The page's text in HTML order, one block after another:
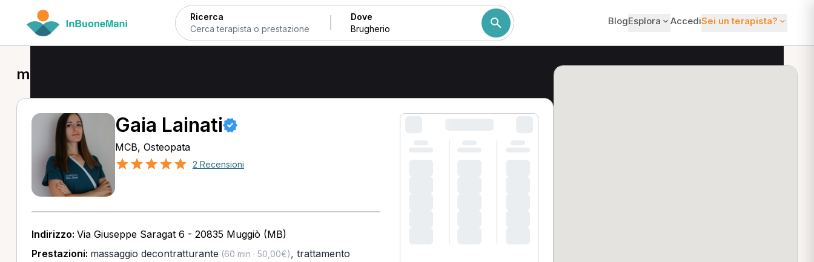
Ricerca Dove BlogEsplora AccediSei un terapista?
massaggio decontratturante a Brugherio
Gaia Lainati
MCB, Osteopata
2 Recensioni
Indirizzo: Via Giuseppe Saragat 6 - 20835 Muggiò (MB)
Prestazioni: massaggio decontratturante (60 min · 50,00€), trattamento